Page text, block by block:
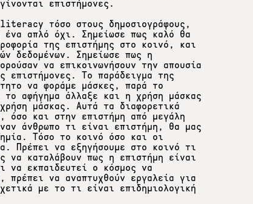
επιστήμονες.
τόσο στους δημοσιογράφους,
απλό όχι. Σημείωσε πως καλό θα
της επιστήμης στο κοινό, και
δεδομένων. Σημείωσε πως η
να επικοινωνήσουν την απουσία
επιστήμονες. Το παράδειγμα της
να φοράμε μάσκες, παρά το
αφήγημα άλλαξε και η χρήση μάσκας
μάσκας. Αυτά τα διαφορετικά
όσο και στην επιστήμη από μεγάλη
άνθρωπο τι είναι επιστήμη, θα μας
Τόσο το κοινό όσο και οι
Πρέπει να εξηγήσουμε στο κοινό τι
να καταλάβουν πως η επιστήμη είναι
να εκπαιδευτεί ο κόσμος να
πρέπει να αναπτυχθούν εργαλεία για
με το τι είναι επιδημιολογική